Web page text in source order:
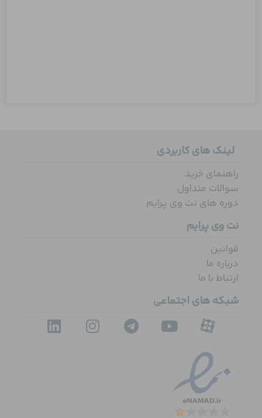
لینک های کاربردی
راهنمای خرید
سوالات متداول
دوره های نت وی پرایم
نت وی پرایم
قوانین
درباره ما
ارتباط با ما
شبکه های اجتماعی